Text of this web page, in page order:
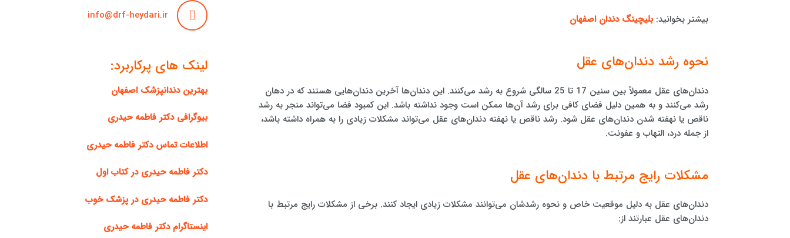
بیشتر بخوانید:بلیچینگ دندان اصفهان
نحوه رشد دندان‌های عقل
دندان‌های عقل معمولاً بین سنین 17 تا 25 سالگی شروع به رشد می‌کنند. این دندان‌ها آخرین دندان‌هایی هستند که در دهان
رشد می‌کنند و به همین دلیل فضای کافی برای رشد آن‌ها ممکن است وجود نداشته باشد. این کمبود فضا می‌تواند منجر به رشد
ناقص یا نهفته شدن دندان‌های عقل شود. رشد ناقص یا نهفته دندان‌های عقل می‌تواند مشکلات زیادی را به همراه داشته باشد،
از جمله درد، التهاب و عفونت.
مشکلات رایج مرتبط با دندان‌های عقل
دندان‌های عقل به دلیل موقعیت خاص و نحوه رشدشان می‌توانند مشکلات زیادی ایجاد کنند. برخی از مشکلات رایج مرتبط با
دندان‌های عقل عبارتند از:
info@drf-heydari.ir
لینک های پرکاربرد:
بهترین دندانپزشک اصفهان
بیوگرافی دکتر فاطمه حیدری
اطلاعات تماس دکتر فاطمه حیدری
دکتر فاطمه حیدری در کتاب اول
دکتر فاطمه حیدری در پزشک خوب
اینستاگرام دکتر فاطمه حیدری